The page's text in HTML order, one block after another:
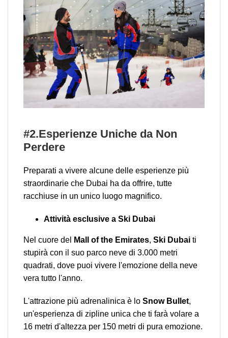
#2.Esperienze Uniche da Non
Perdere
Preparati a vivere alcune delle esperienze più
straordinarie che Dubai ha da offrire, tutte
racchiuse in un unico luogo magnifico.
Attività esclusive a Ski Dubai
Nel cuore del Mall of the Emirates, Ski Dubai ti
stupirà con il suo parco neve di 3.000 metri
quadrati, dove puoi vivere l'emozione della neve
vera tutto l'anno.
L'attrazione più adrenalinica è lo Snow Bullet,
un'esperienza di zipline unica che ti farà volare a
16 metri d'altezza per 150 metri di pura emozione.